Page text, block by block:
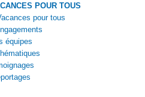
POUR TOUS
pour tous
équipes